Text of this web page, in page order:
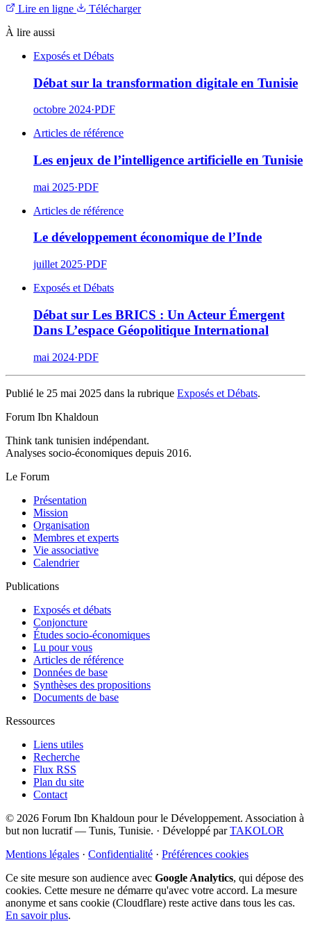
Lire en ligne
Télécharger
À lire aussi
Exposés et Débats
Débat sur la transformation digitale en Tunisie
octobre 2024·PDF
Articles de référence
Les enjeux de l’intelligence artificielle en Tunisie
mai 2025·PDF
Articles de référence
Le développement économique de l’Inde
juillet 2025·PDF
Exposés et Débats
Débat sur Les BRICS : Un Acteur Émergent
Dans L’espace Géopolitique International
mai 2024·PDF
Publié le 25 mai 2025 dans la rubrique Exposés et Débats.
Forum Ibn Khaldoun
Think tank tunisien indépendant.
Analyses socio-économiques depuis 2016.
Le Forum
Présentation
Mission
Organisation
Membres et experts
Vie associative
Calendrier
Publications
Exposés et débats
Conjoncture
Études socio-économiques
Lu pour vous
Articles de référence
Données de base
Synthèses des propositions
Documents de base
Ressources
Liens utiles
Recherche
Flux RSS
Plan du site
Contact
© 2026 Forum Ibn Khaldoun pour le Développement. Association à
but non lucratif — Tunis, Tunisie. · Développé parTAKOLOR
Mentions légales · Confidentialité · Préférences cookies
Ce site mesure son audience avec Google Analytics, qui dépose des
cookies. Cette mesure ne démarre qu'avec votre accord. La mesure
anonyme et sans cookie (Cloudflare) reste active dans tous les cas.
En savoir plus.